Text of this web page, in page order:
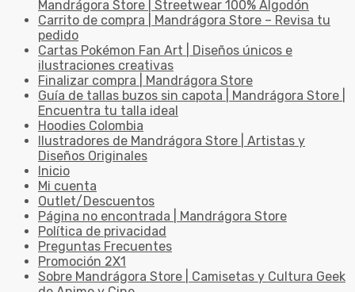
Mandrágora Store | Streetwear 100% Algodón
Carrito de compra | Mandrágora Store – Revisa tu
pedido
Cartas Pokémon Fan Art | Diseños únicos e
ilustraciones creativas
Finalizar compra | Mandrágora Store
Guía de tallas buzos sin capota | Mandrágora Store |
Encuentra tu talla ideal
Hoodies Colombia
Ilustradores de Mandrágora Store | Artistas y
Diseños Originales
Inicio
Mi cuenta
Outlet/Descuentos
Página no encontrada | Mandrágora Store
Política de privacidad
Preguntas Frecuentes
Promoción 2X1
Sobre Mandrágora Store | Camisetas y Cultura Geek